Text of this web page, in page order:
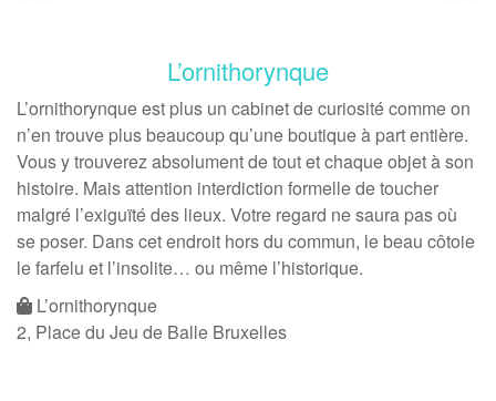
L’ornithorynque
L’ornithorynque est plus un cabinet de curiosité comme on
n’en trouve plus beaucoup qu’une boutique à part entière.
Vous y trouverez absolument de tout et chaque objet à son
histoire. Mais attention interdiction formelle de toucher
malgré l’exiguïté des lieux. Votre regard ne saura pas où
se poser. Dans cet endroit hors du commun, le beau côtoie
le farfelu et l’insolite… ou même l’historique.
L’ornithorynque
2, Place du Jeu de Balle Bruxelles